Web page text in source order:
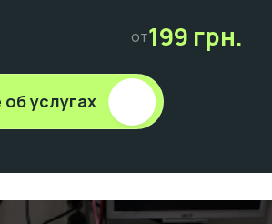
от199 грн.
услугах